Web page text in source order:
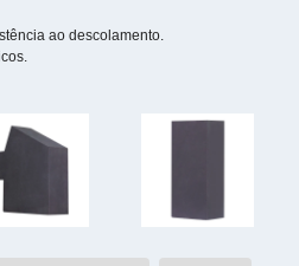
ao descolamento.